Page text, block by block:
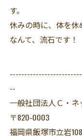
す。
休みの時に、体を
なんて、流石です！
--
一般社団法人Ｃ・ネ
〒820-0003
福岡県飯塚市立岩